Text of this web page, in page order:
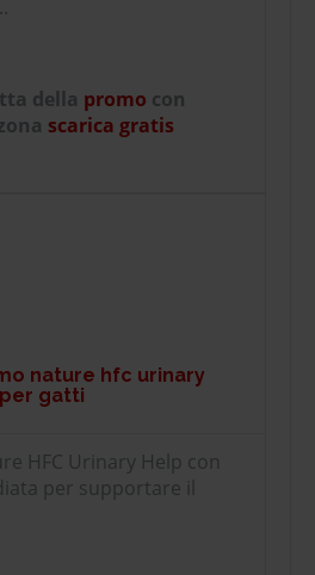
della promo con
scarica gratis
nature hfc urinary
gatti
HFC Urinary Help con
per supportare il